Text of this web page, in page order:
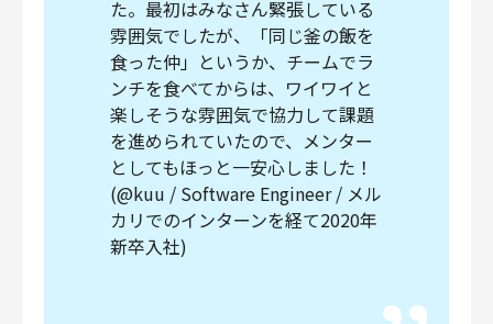
た。最初はみなさん緊張している
雰囲気でしたが、「同じ釜の飯を
食った仲」というか、チームでラ
ンチを食べてからは、ワイワイと
楽しそうな雰囲気で協力して課題
を進められていたので、メンター
としてもほっと一安心しました！
(@kuu / Software Engineer / メル
カリでのインターンを経て2020年
新卒入社)